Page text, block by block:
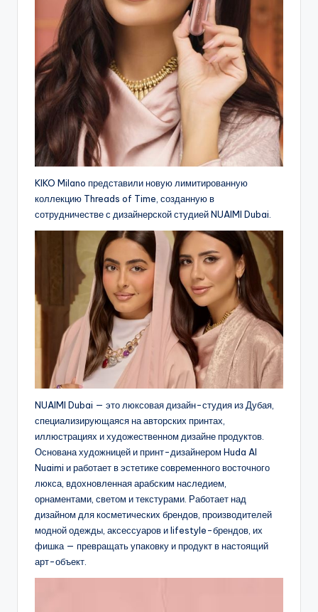
KIKO Milano представили новую лимитированную
коллекцию Threads of Time, созданную в
сотрудничестве с дизайнерской студией NUAIMI Dubai.
NUAIMI Dubai — это люксовая дизайн-студия из Дубая,
специализирующаяся на авторских принтах,
иллюстрациях и художественном дизайне продуктов.
Основана художницей и принт-дизайнером Huda Al
Nuaimi и работает в эстетике современного восточного
люкса, вдохновленная арабским наследием,
орнаментами, светом и текстурами. Работает над
дизайном для косметических брендов, производителей
модной одежды, аксессуаров и lifestyle-брендов, их
фишка — превращать упаковку и продукт в настоящий
арт-объект.